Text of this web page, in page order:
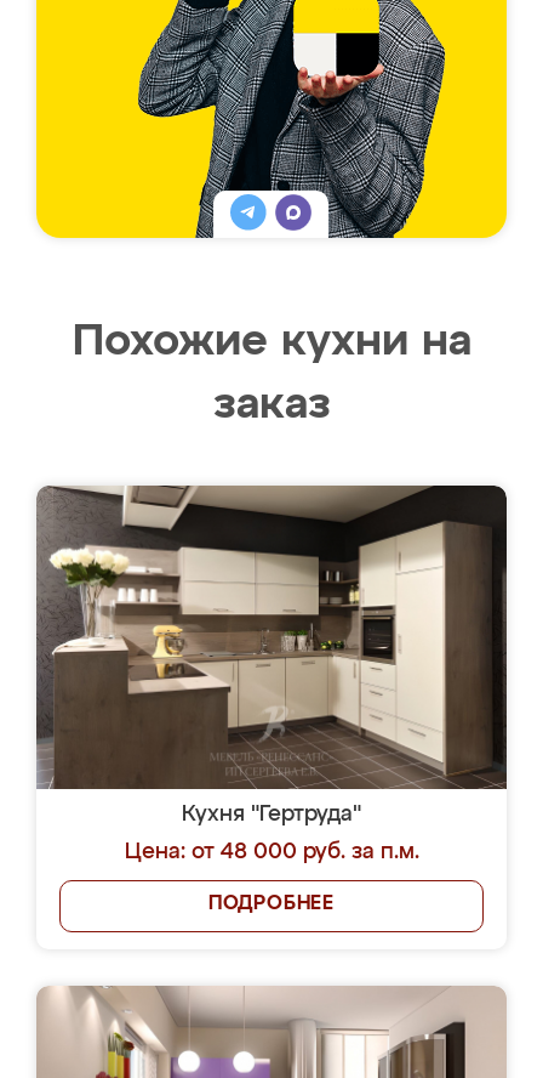
Похожие кухни на
заказ
Кухня "Гертруда"
Цена: от 48 000 руб. за п.м.
ПОДРОБНЕЕ